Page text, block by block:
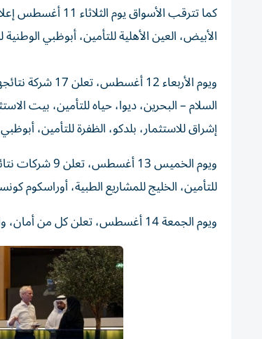
الأبيض، العين الأهلية للتأمين، أبوظبي الوطنية
ويوم
السلام – البحرين، ديوا، حياه للتأمين، بيت
إشراق للاستثمار، بلدكو، الظفرة للتأمين،
ويوم الخميس
للتأمين، الخليج للمشاريع الطبية، أوراسكوم
ويوم الجمعة 14 أغسطس، تعلن كل من أمان، والصقر للتأمين نتائجهما المالية عن النصف الأول من العام.